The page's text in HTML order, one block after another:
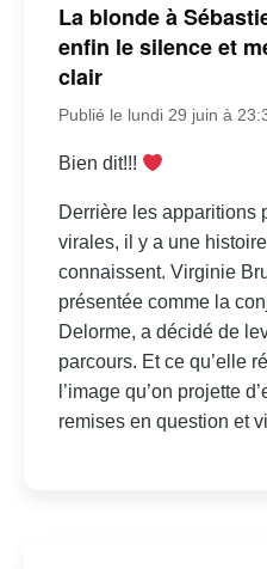
La blonde à
enfin le silence et
clair
Publié le lundi 29 juin à
Bien dit!!!
Derrière les apparitions
virales, il y a une
connaissent. Virginie
présentée comme la
Delorme, a décidé de
parcours. Et ce qu’elle
l’image qu’on projette
remises en question et